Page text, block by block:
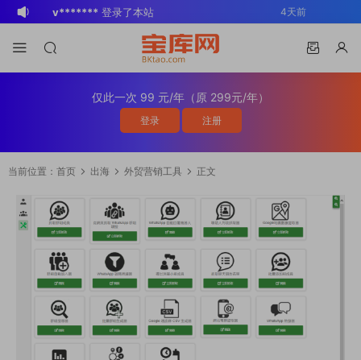
v******* 登录了本站 4天前
登录了本站
Pro v4.5.0 / v4.2.0 Wordpress邮件插
购买了资源WP Mail SMTP
Pro v4.5.0 / v4.2.0 Wordpress邮件插
下载了资源Elementor Pro
v3.29.2 / v3.29.1 / v3.29.0 / v3.28.x
/3.27.x /3.26.3 强大先进的网站构建器
插件wordpress主题模板编辑神器页面生
成器插件 wp响应式主题模板编辑生成器
公司主题模板外贸跨境电商模板编辑工具
/v3.32.1/ v3.31.0 / v3.30.1/ v3.30.0 /
v3.29.2 / v3.29.1 / v3.29.0 / v3.28.x
/3.27.x /3.26.3 强大先进的网站构建器
插件wordpress主题模板编辑神器页面生
成器插件 wp响应式主题模板编辑生成器
公司主题模板外贸跨境电商模板编辑工具
v4.1.2/v4.1.1/v4.0.4 /v4.0.1 /v3.33.2
/v3.32.1/ v3.31.0 / v3.30.1/ v3.30.0 /
v3.29.2 / v3.29.1 / v3.29.0 / v3.28.x
/3.27.x /3.26.3 强大先进的网站构建器
插件wordpress主题模板编辑神器页面生
成器插件 wp响应式主题模板编辑生成器
公司主题模板外贸跨境电商模板编辑工具
s******* 登录了本站 2天前
v*******下载了资源Advanced
Custom Fields Pro v6.7.0.2 / v6.5.1 /
v6.4.3 / v6.4.2 / v6.4.1 / v6.4.0.1
/v6.3.12 高级自定义字段专业版
Wordpress插件ACF PRO
4天前
仅此一次 99 元/年（原 299元/年）
登录 注册
当前位置： 首页 出海 外贸营销工具 正文